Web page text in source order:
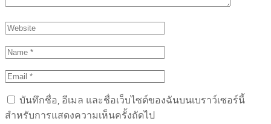
บันทึกชื่อ, อีเมล และชื่อเว็บไซต์ของฉันบนเบราว์เซอร์นี้
สำหรับการแสดงความเห็นครั้งถัดไป